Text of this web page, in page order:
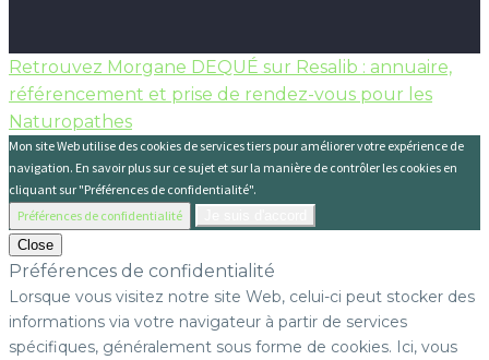
Retrouvez Morgane DEQUÉ sur Resalib : annuaire,
référencement et prise de rendez-vous pour les
Naturopathes
Mon site Web utilise des cookies de services tiers pour améliorer votre expérience de
navigation. En savoir plus sur ce sujet et sur la manière de contrôler les cookies en
cliquant sur "Préférences de confidentialité".
Préférences de confidentialité
Close
Préférences de confidentialité
Lorsque vous visitez notre site Web, celui-ci peut stocker des
informations via votre navigateur à partir de services
spécifiques, généralement sous forme de cookies. Ici, vous